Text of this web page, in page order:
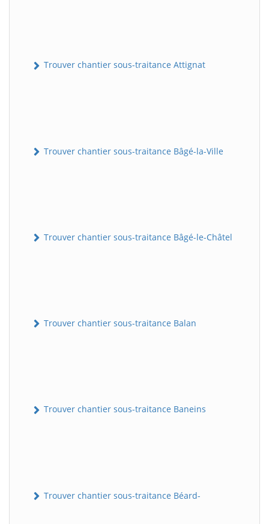
Trouver chantier sous-traitance Attignat
Trouver chantier sous-traitance Bâgé-la-Ville
Trouver chantier sous-traitance Bâgé-le-Châtel
Trouver chantier sous-traitance Balan
Trouver chantier sous-traitance Baneins
Trouver chantier sous-traitance Béard-